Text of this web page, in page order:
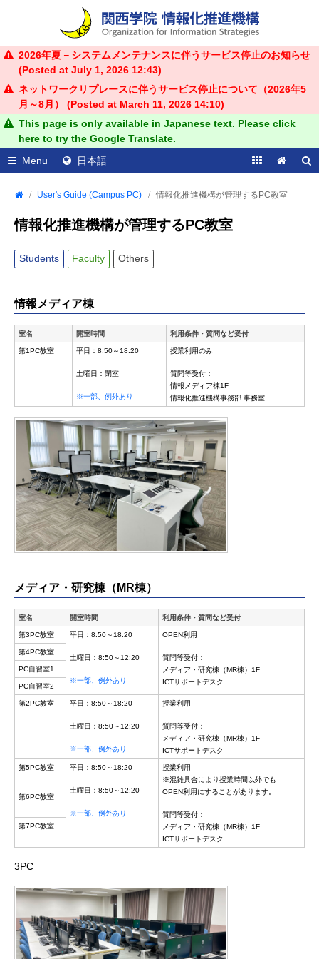
2026年夏－システムメンテナンスに伴うサービス停止のお知らせ
(Posted at July 1, 2026 12:43)
ネットワークリプレースに伴うサービス停止について（2026年5
月～8月） (Posted at March 11, 2026 14:10)
This page is only available in Japanese text. Please click
here to try the Google Translate.
Menu
日本語
User's Guide (Campus PC) 情報化推進機構が管理するPC教室
情報化推進機構が管理するPC教室
Students Faculty Others
情報メディア棟
室名 開室時間 利用条件・質問など受付
第1PC教室 平日：8:50～18:20
土曜日：閉室
※一部、例外あり
授業利用のみ
質問等受付：
情報メディア棟1F
情報化推進機構事務部 事務室
メディア・研究棟（MR棟）
室名 開室時間 利用条件・質問など受付
第3PC教室 平日：8:50～18:20
土曜日：8:50～12:20
※一部、例外あり
OPEN利用
質問等受付：
メディア・研究棟（MR棟）1F
ICTサポートデスク
第4PC教室
PC自習室1
PC自習室2
第2PC教室 平日：8:50～18:20
土曜日：8:50～12:20
※一部、例外あり
授業利用
質問等受付：
メディア・研究棟（MR棟）1F
ICTサポートデスク
第5PC教室 平日：8:50～18:20
土曜日：8:50～12:20
※一部、例外あり
授業利用
※混雑具合により授業時間以外でも
OPEN利用にすることがあります。
質問等受付：
メディア・研究棟（MR棟）1F
ICTサポートデスク
第6PC教室
第7PC教室
3PC